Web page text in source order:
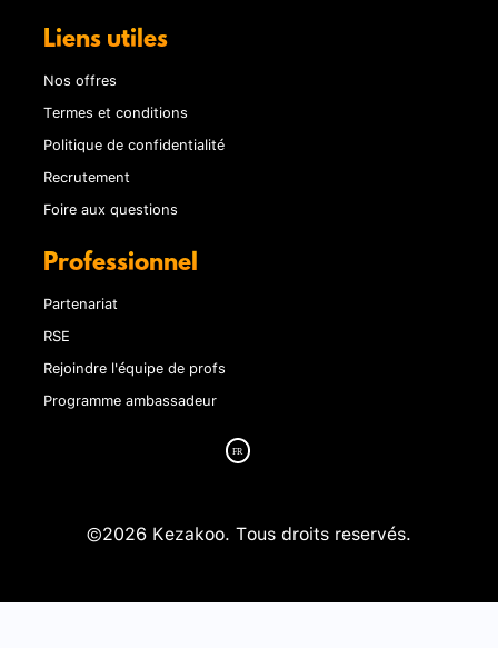
Liens utiles
Nos offres
Termes et conditions
Politique de confidentialité
Recrutement
Foire aux questions
Professionnel
Partenariat
RSE
Rejoindre l'équipe de profs
Programme ambassadeur
©2026 Kezakoo. Tous droits reservés.